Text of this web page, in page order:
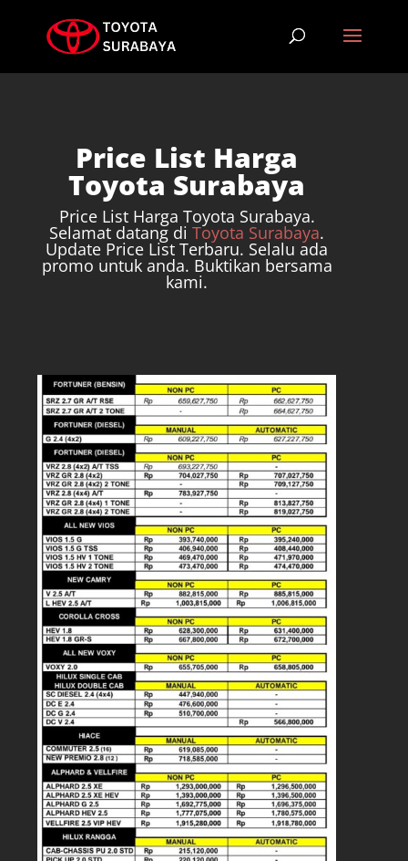
Price List Harga
Toyota Surabaya
Price List Harga Toyota Surabaya.
Selamat datang di Toyota Surabaya.
Update Price List Terbaru. Selalu ada
promo untuk anda. Buktikan bersama
kami.